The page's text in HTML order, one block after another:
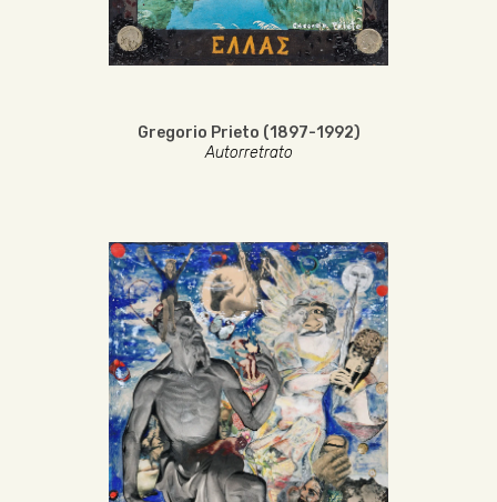
Gregorio Prieto (1897-1992)
Autorretrato